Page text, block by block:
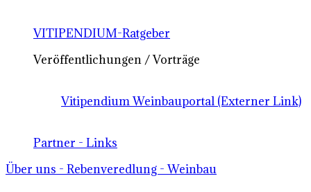
VITIPENDIUM-Ratgeber
Veröffentlichungen / Vorträge
Vitipendium Weinbauportal (Externer Link)
Partner - Links
Über uns - Rebenveredlung - Weinbau